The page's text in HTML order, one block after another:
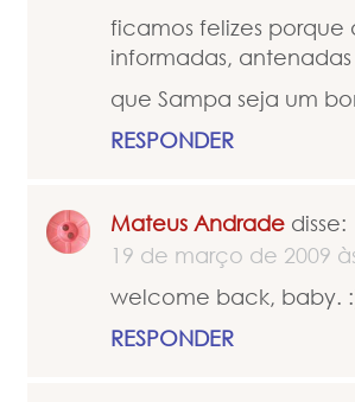
ficamos felizes porque
informadas,
que Sampa seja um
RESPONDER
Mateus Andrade disse:
19 de março de 2009
welcome back, baby.
RESPONDER